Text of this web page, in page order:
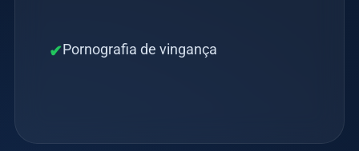
✔Pornografia de vingança